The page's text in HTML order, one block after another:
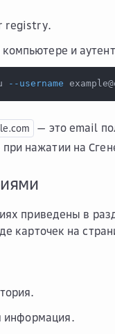
registry.
и
--username
— это email
при нажатии на
приведены в
карточек на
.